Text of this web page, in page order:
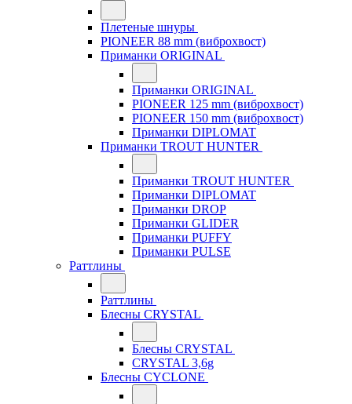
Плетеные шнуры
PIONEER 88 mm (виброхвост)
Приманки ORIGINAL
Приманки ORIGINAL
PIONEER 125 mm (виброхвост)
PIONEER 150 mm (виброхвост)
Приманки DIPLOMAT
Приманки TROUT HUNTER
Приманки TROUT HUNTER
Приманки DIPLOMAT
Приманки DROP
Приманки GLIDER
Приманки PUFFY
Приманки PULSE
Раттлины
Раттлины
Блесны CRYSTAL
Блесны CRYSTAL
CRYSTAL 3,6g
Блесны CYCLONE